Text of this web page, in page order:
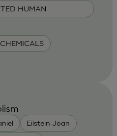
HUMAN
Eilstein Joan